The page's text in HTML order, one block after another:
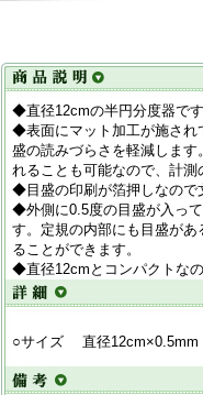
◆直径12cmの半円分度器です
◆表面にマット加工が施され
盛の読みづらさを軽減しま
れることも可能なので、計測
◆目盛の印刷が箔押しなので
◆外側に0.5度の目盛が入っ
す。定規の内部にも目盛があ
ることができます。
◆直径12cmとコンパクトなの
○サイズ 直径12cm×0.5mm